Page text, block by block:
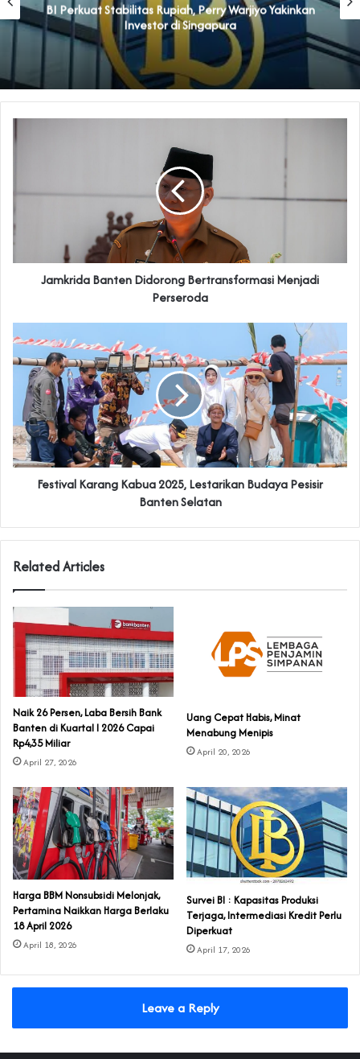
BI Perkuat Stabilitas Rupiah, Perry Warjiyo Yakinkan
Investor di Singapura
Jamkrida Banten Didorong Bertransformasi Menjadi
Perseroda
Festival Karang Kabua 2025, Lestarikan Budaya Pesisir
Banten Selatan
Related Articles
Naik 26 Persen, Laba Bersih Bank
Banten di Kuartal I 2026 Capai
Rp4,35 Miliar
April 27, 2026
Uang Cepat Habis, Minat
Menabung Menipis
April 20, 2026
Harga BBM Nonsubsidi Melonjak,
Pertamina Naikkan Harga Berlaku
18 April 2026
April 18, 2026
Survei BI : Kapasitas Produksi
Terjaga, Intermediasi Kredit Perlu
Diperkuat
April 17, 2026
Leave a Reply